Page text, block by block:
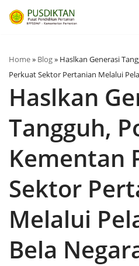
Skip
to
Home» Blog» Haslkan Generasi
Perkuat Sektor Pertanian Melalui
Haslkan
Tangguh,
Kementan
Sektor
Melalui
Bela